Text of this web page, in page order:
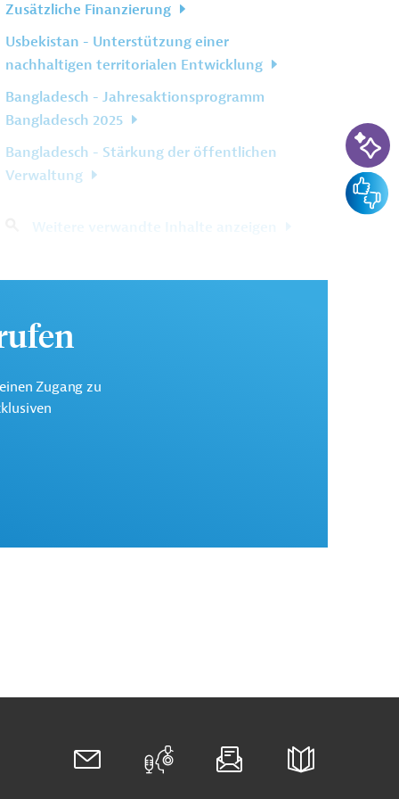
Zusätzliche Finanzierung
Usbekistan - Unterstützung einer
nachhaltigen territorialen Entwicklung
Bangladesch - Jahresaktionsprogramm
Bangladesch 2025
Bangladesch - Stärkung der öffentlichen
Verwaltung
Zugang zu
KI-